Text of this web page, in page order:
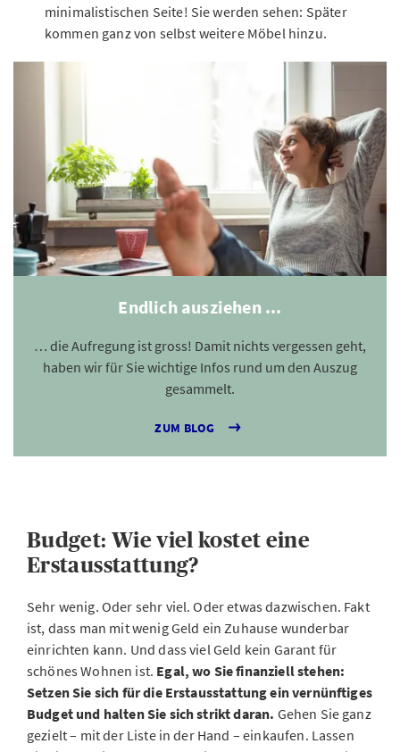
minimalistischen Seite! Sie werden sehen: Später
kommen ganz von selbst weitere Möbel hinzu.
Endlich ausziehen ...
… die Aufregung ist gross! Damit nichts vergessen geht,
haben wir für Sie wichtige Infos rund um den Auszug
gesammelt.
ZUM BLOG
Budget: Wie viel kostet eine
Erstausstattung?
Sehr wenig. Oder sehr viel. Oder etwas dazwischen. Fakt
ist, dass man mit wenig Geld ein Zuhause wunderbar
einrichten kann. Und dass viel Geld kein Garant für
schönes Wohnen ist. Egal, wo Sie finanziell stehen:
Setzen Sie sich für die Erstausstattung ein vernünftiges
Budget und halten Sie sich strikt daran. Gehen Sie ganz
gezielt – mit der Liste in der Hand – einkaufen. Lassen